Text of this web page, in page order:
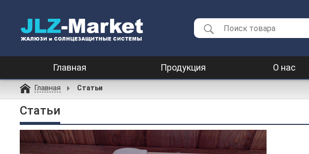
Главная Продукция О нас
Главная Статьи
Статьи